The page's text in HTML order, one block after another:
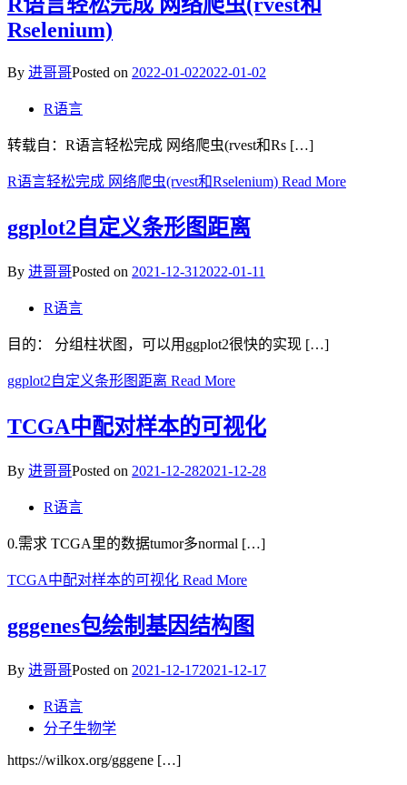
Rselenium)
By 进哥哥Posted on 2022-01-022022-01-02
R语言
转载自：R语言轻松完成 网络爬虫(rvest和Rs […]
R语言轻松完成 网络爬虫(rvest和Rselenium) Read More
ggplot2自定义条形图距离
By 进哥哥Posted on 2021-12-31 2022-01-11
R语言
目的： 分组柱状图，可以用ggplot2很快的实现 […]
ggplot2自定义条形图距离 Read More
TCGA中配对样本的可视化
By 进哥哥Posted on 2021-12-282021-12-28
R语言
0.需求 TCGA里的数据tumor多normal […]
TCGA中配对样本的可视化 Read More
gggenes包绘制基因结构图
By 进哥哥Posted on 2021-12-172021-12-17
R语言
分子生物学
https://wilkox.org/gggene […]